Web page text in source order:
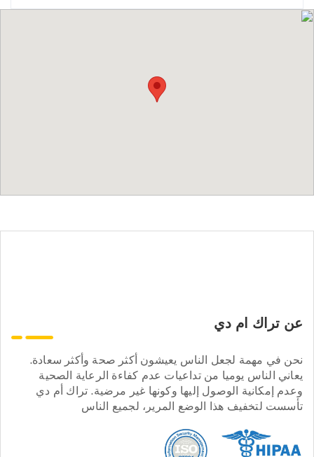
عن تراك ام دي
نحن في مهمة لجعل الناس يعيشون أكثر صحة وأكثر سعادة.
يعاني الناس يوميا من تداعيات عدم كفاءة الرعاية الصحية
وعدم إمكانية الوصول إليها وكونها غير مرضية. تراك أم دي
تأسست لتخفيف هذا الوضع المرير، لجميع الناس